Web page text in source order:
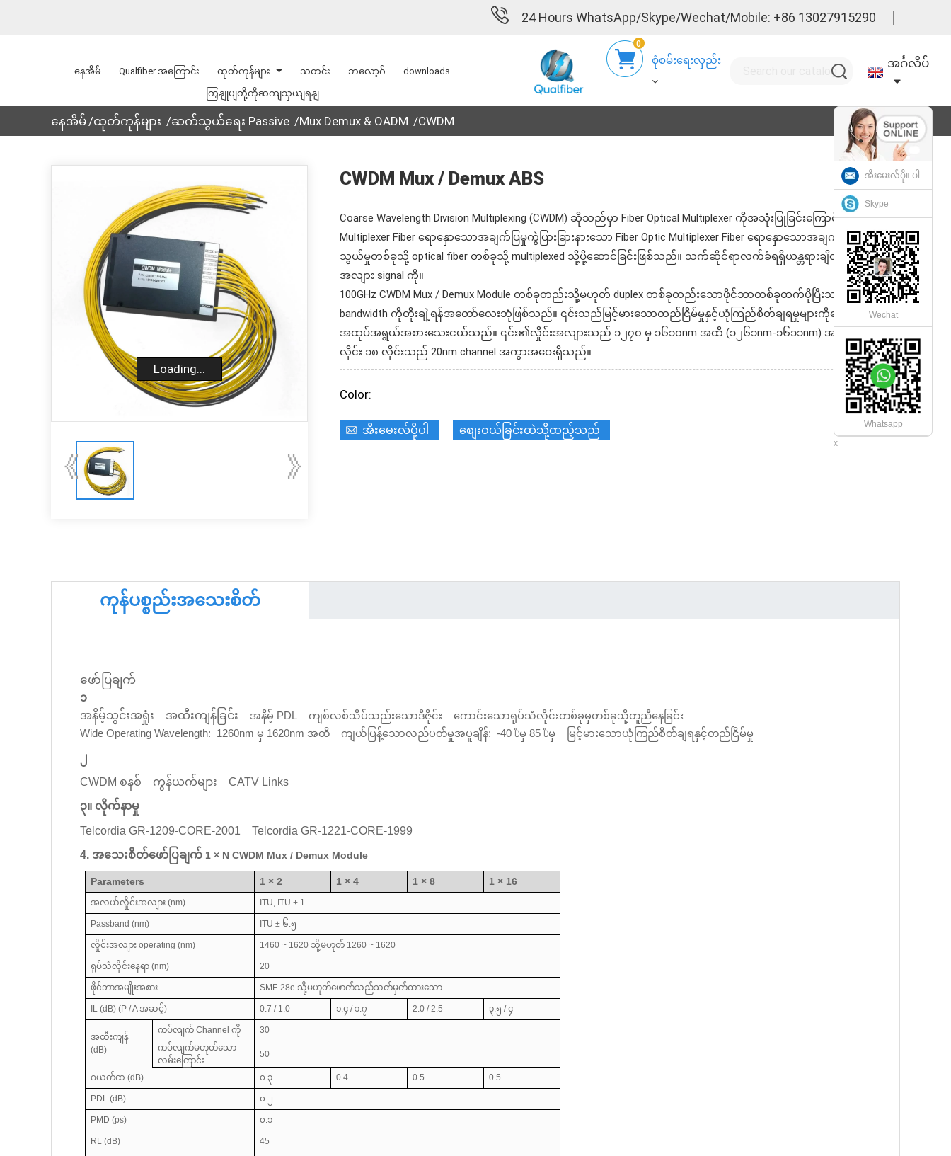
24 Hours WhatsApp/Skype/Wechat/Mobile: +86 13027915290
နေအိမ် Qualfiber အကြောင်း ထုတ်ကုန်များ သတင်း ဘလော့ဂ် downloads
ကြှနျုပျတို့ကိုဆကျသှယျရနျ
စုံစမ်းရေးလှည်း
0
အင်္ဂလိပ်
နေအိမ် ထုတ်ကုန်များ ဆက်သွယ်ရေး Passive Mux Demux & OADM CWDM
Loading...
》
《
CWDM Mux / Demux ABS
Coarse Wavelength Division Multiplexing (CWDM) ဆိုသည်မှာ Fiber Optical Multiplexer ကိုအသုံးပြုခြင်းကြောင့် Flex Optical
Multiplexer Fiber ရောနှောသောအချက်ပြမှုကွဲပြားခြားနားသော Fiber Optic Multiplexer Fiber ရောနှောသောအချက်ပြမှုအားဆက်
သွယ်မှုတစ်ခုသို့ optical fiber တစ်ခုသို့ multiplexed သို့ပို့ဆောင်ခြင်းဖြစ်သည်။ သက်ဆိုင်ရာလက်ခံရရှိယန္တရားချိတ်ဆက်လှိုင်း
အလျား signal ကို။
100GHz CWDM Mux / Demux Module တစ်ခုတည်းသို့မဟုတ် duplex တစ်ခုတည်းသောဖိုင်ဘာတစ်ခုထက်ပိုပြီးသင်၏
bandwidth ကိုတိုးချဲ့ရန်အတော်လေးဘုံဖြစ်သည်။ ၎င်းသည်မြင့်မားသောတည်ငြိမ်မှုနှင့်ယုံကြည်စိတ်ချရမှုများကိုပေးစွမ်းပြီး
အထုပ်အရွယ်အစားသေးငယ်သည်။ ၎င်း၏လှိုင်းအလျားသည် ၁၂၇၀ မှ ၁၆၁၀nm အထိ (၁၂၆၁nm-၁၆၁၁nm) အထိရှိပြီးရုပ်သံ
လိုင်း ၁၈ လိုင်းသည် 20nm channel အကွာအဝေးရှိသည်။
Color:
အီးမေးလ်ပို့ပါ စျေးဝယ်ခြင်းထဲသို့ထည့်သည်
ကုန်ပစ္စည်းအသေးစိတ်
ဖော်ပြချက်
၁
အနိမ့်သွင်းအရှုံး
အထီးကျန်ခြင်း အနိမ့် PDL ကျစ်လစ်သိပ်သည်းသောဒီဇိုင်း
ကောင်းသောရုပ်သံလိုင်းတစ်ခုမှတစ်ခုသို့တူညီနေခြင်း
Wide Operating Wavelength:
1260nm မှ 1620nm အထိ ကျယ်ပြန့်သောလည်ပတ်မှုအပူချိန်: -40 ℃မှ 85 ℃မှ မြင့်မားသောယုံကြည်စိတ်ချရနှင့်တည်ငြိမ်မှု
၂
CWDM စနစ် ကွန်ယက်များ
CATV Links
၃။ လိုက်နာမှု
Telcordia GR-1209-CORE-2001
Telcordia GR-1221-CORE-1999
4. အသေးစိတ်ဖော်ပြချက် 1 × N CWDM Mux / Demux Module
Parameters 1 × 2 1 × 4 1 × 8 1 × 16
အလယ်လှိုင်းအလျား (nm) ITU, ITU + 1
Passband (nm) ITU ± ၆.၅
လှိုင်းအလျား operating (nm) 1460 ~ 1620 သို့မဟုတ် 1260 ~ 1620
ရုပ်သံလိုင်းနေရာ (nm) 20
ဖိုင်ဘာအမျိုးအစား SMF-28e သို့မဟုတ်ဖောက်သည်သတ်မှတ်ထားသော
IL (dB) (P / A အဆင့်) 0.7 / 1.0 ၁.၄ / ၁.၇ 2.0 / 2.5 ၃.၅ / ၄
အထီးကျန်
(dB)
ကပ်လျက် Channel ကို
30
ကပ်လျက်မဟုတ်သော
လမ်းကြောင်း
50
ဂယက်ထ (dB) ၀.၃ 0.4 0.5 0.5
PDL (dB) ၀.၂
PMD (ps) ၀.၁
RL (dB) 45
အီးမေးလ်ပို။ ပါ
Skype
Wechat
Whatsapp
x